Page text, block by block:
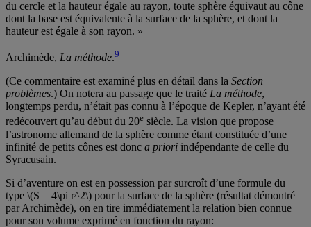
du cercle et la hauteur égale au rayon, toute sphère équivaut au cône
dont la base est équivalente à la surface de la sphère, et dont la
hauteur est égale à son rayon. »
Archimède, La méthode.9
(Ce commentaire est examiné plus en détail dans la Section
problèmes.) On notera au passage que le traité La méthode,
longtemps perdu, n’était pas connu à l’époque de Kepler, n’ayant été
redécouvert qu’au début du 20e siècle. La vision que propose
l’astronome allemand de la sphère comme étant constituée d’une
infinité de petits cônes est donc a priori indépendante de celle du
Syracusain.
Si d’aventure on est en possession par surcroît d’une formule du
type \(S = 4\pi r^2\) pour la surface de la sphère (résultat démontré
par Archimède), on en tire immédiatement la relation bien connue
pour son volume exprimé en fonction du rayon: